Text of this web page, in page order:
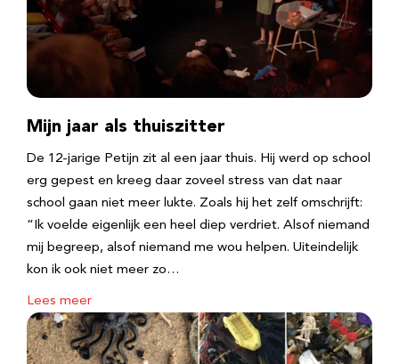
Mijn jaar als thuiszitter
De 12-jarige Petijn zit al een jaar thuis. Hij werd op school
erg gepest en kreeg daar zoveel stress van dat naar
school gaan niet meer lukte. Zoals hij het zelf omschrijft:
“Ik voelde eigenlijk een heel diep verdriet. Alsof niemand
mij begreep, alsof niemand me wou helpen. Uiteindelijk
kon ik ook niet meer zo…
Lees meer